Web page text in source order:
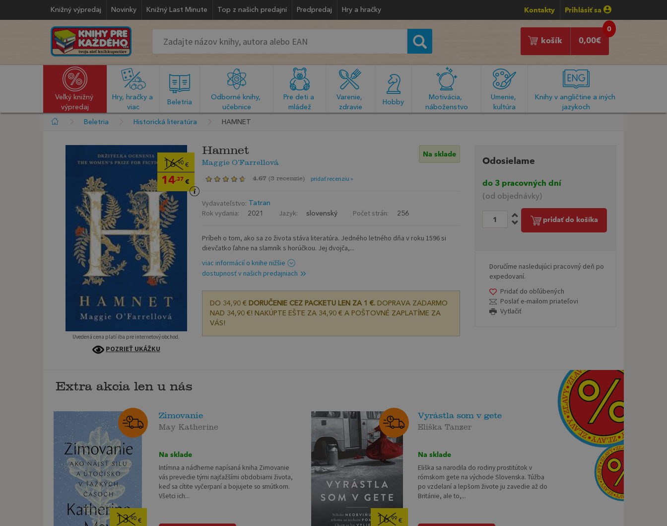
Knižný výpredaj Novinky Knižný Last Minute Top z našich predajní Predpredaj Hry a hračky Kontakty Prihlásiť sa
0
0,00€
košík
Veľký knižný
výpredaj
Hry, hračky a
viac
Beletria
Odborné knihy,
učebnice
Pre deti a
mládež
Varenie,
zdravie
Hobby
Motivácia,
náboženstvo
Umenie,
kultúra
Knihy v angličtine a iných
jazykoch
Beletria Historická literatúra HAMNET
16,90 €
14,37 €
Uvedená cena platí iba pre internetový obchod.
POZRIEŤ UKÁŽKU
Hamnet
Maggie O’Farrellová
Na sklade
4.67 (3 recenzie) pridať recenziu »
Vydavateľstvo: Tatran
Rok vydania: 2021 Jazyk: slovenský Počet strán: 256
Príbeh o tom, ako sa zo života stáva literatúra. Jedného letného dňa v roku 1596 si
dievčatko ľahne na slamník s horúčkou. Jej dvojča,...
viac informácií o knihe nižšie
dostupnosť v našich predajniach
DO 34,90 € DORUČENIE CEZ PACKETU LEN ZA 1 €.DOPRAVA ZADARMO
NAD 34,90 €! NAKÚPTE EŠTE ZA 34,90 € A POŠTOVNÉ ZAPLATÍME ZA
VÁS!
Odosielame
do 3 pracovných dní
(od objednávky)
pridať do košíka
Doručíme nasledujúci pracovný deň po
expedovaní.
Pridať do obľúbených
Poslať e-mailom priateľovi
Vytlačiť
Extra akcia len u nás
13,90€
Zimovanie
May Katherine
Na sklade
Intímna a nádherne napísaná kniha Zimovanie
vás prevedie tými najťažšími obdobiami života,
keď sa cítite vyčerpaní a bojujete so smútkom.
Všetci ich...
16,99 €
Vyrástla som v gete
Eliška Tanzer
Na sklade
Eliška sa narodila do rodiny prostitútok v
rómskom gete na východe Slovenska. Túžba
po vzdelaní a lepšom živote ju zavedie až do
Británie, ale to,...